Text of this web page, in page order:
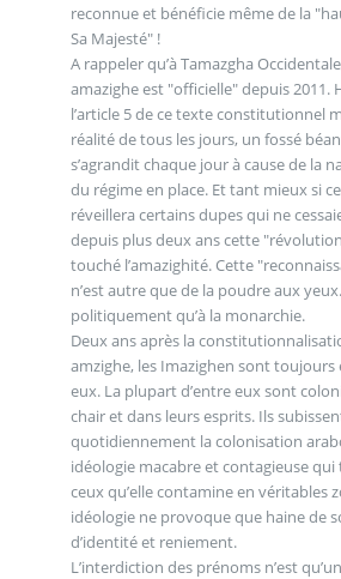
reconnue et bénéficie même de la
Sa Majesté" !
A rappeler qu’à Tamazgha
amazighe est "officielle" depuis 2011.
l’article 5 de ce texte constitutionnel
réalité de tous les jours, un fossé
s’agrandit chaque jour à cause de la
du régime en place. Et tant mieux si
réveillera certains dupes qui ne
depuis plus deux ans cette
touché l’amazighité. Cette
n’est autre que de la poudre aux
politiquement qu’à la monarchie.
Deux ans après la
amzighe, les Imazighen sont toujours
eux. La plupart d’entre eux sont
chair et dans leurs esprits. Ils
quotidiennement la colonisation
idéologie macabre et contagieuse
ceux qu’elle contamine en véritables
idéologie ne provoque que haine de
d’identité et reniement.
L’interdiction des prénoms n’est